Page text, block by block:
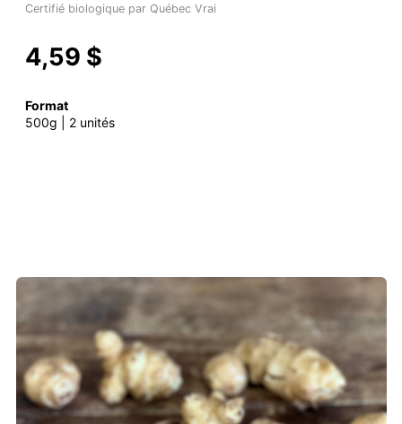
Certifié biologique par Québec Vrai
4,59 $
Format
500g | 2 unités